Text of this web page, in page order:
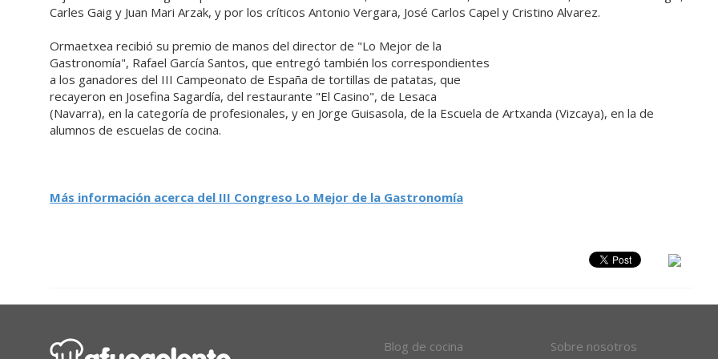
Carles Gaig y Juan Mari Arzak, y por los críticos Antonio Vergara, José Carlos Capel y Cristino Alvarez.
Ormaetxea recibió su premio de manos del director de "Lo Mejor de la
Gastronomía", Rafael García Santos, que entregó también los correspondientes
a los ganadores del III Campeonato de España de tortillas de patatas, que
recayeron en Josefina Sagardía, del restaurante "El Casino", de Lesaca
(Navarra), en la categoría de profesionales, y en Jorge Guisasola, de la Escuela de Artxanda (Vizcaya), en la de
alumnos de escuelas de cocina.
Más información acerca del III Congreso Lo Mejor de la Gastronomía
Blog de cocina Sobre nosotros